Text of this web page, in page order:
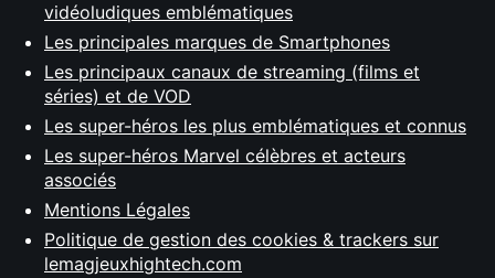
vidéoludiques emblématiques
Les principales marques de Smartphones
Les principaux canaux de streaming (films et
séries) et de VOD
Les super-héros les plus emblématiques et connus
Les super-héros Marvel célèbres et acteurs
associés
Mentions Légales
Politique de gestion des cookies & trackers sur
lemagjeuxhightech.com